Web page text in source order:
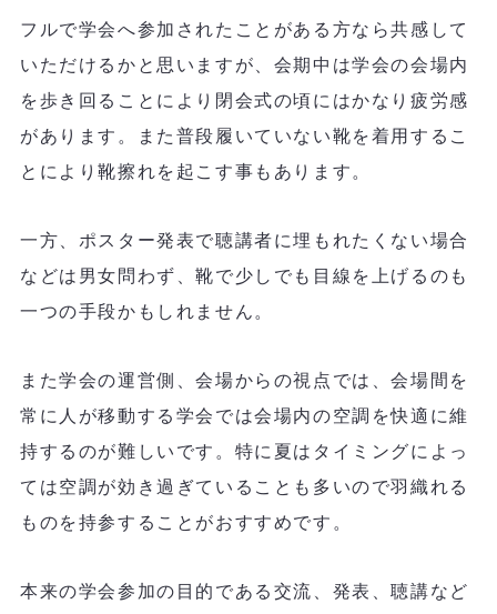
フルで学会へ参加されたことがある方なら共感して
いただけるかと思いますが、会期中は学会の会場内
を歩き回ることにより閉会式の頃にはかなり疲労感
があります。また普段履いていない靴を着用するこ
とにより靴擦れを起こす事もあります。
一方、ポスター発表で聴講者に埋もれたくない場合
などは男女問わず、靴で少しでも目線を上げるのも
一つの手段かもしれません。
また学会の運営側、会場からの視点では、会場間を
常に人が移動する学会では会場内の空調を快適に維
持するのが難しいです。特に夏はタイミングによっ
ては空調が効き過ぎていることも多いので羽織れる
ものを持参することがおすすめです。
本来の学会参加の目的である交流、発表、聴講など